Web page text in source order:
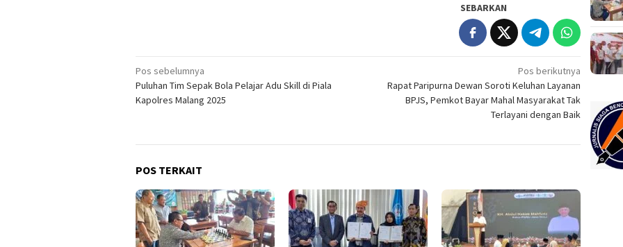
SEBARKAN
Navigasi
pos
Pos sebelumnya
Puluhan Tim Sepak Bola Pelajar Adu Skill di Piala
Kapolres Malang 2025
Pos berikutnya
Rapat Paripurna Dewan Soroti Keluhan Layanan
BPJS, Pemkot Bayar Mahal Masyarakat Tak
Terlayani dengan Baik
POS TERKAIT